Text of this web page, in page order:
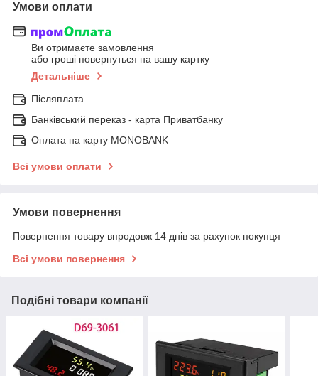
Умови оплати
Ви отримаєте замовлення
або гроші повернуться на вашу картку
Детальніше
Післяплата
Банківський переказ - карта Приватбанку
Оплата на карту MONOBANK
Всі умови оплати
Умови повернення
Повернення товару впродовж 14 днів за рахунок покупця
Всі умови повернення
Подібні товари компанії